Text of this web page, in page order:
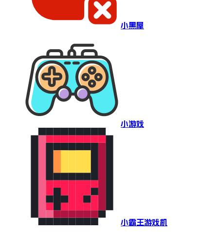
小黑屋
小游戏
小霸王游戏机